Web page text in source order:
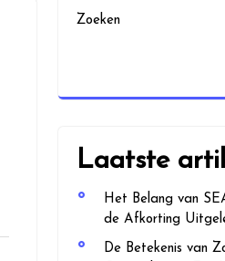
Zoeken
Laatste
Het Belang van
de Afkorting
De Betekenis van